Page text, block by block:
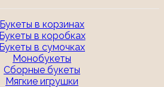
Букеты в корзинах
Букеты в коробках
Букеты в сумочках
Монобукеты
Сборные букеты
Мягкие игрушки